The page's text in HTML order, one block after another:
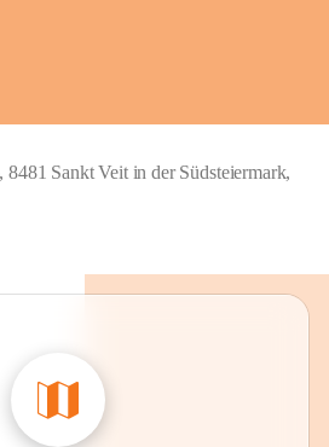
8481 Sankt Veit in der Südsteiermark,